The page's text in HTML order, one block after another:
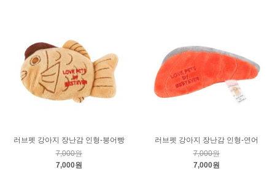
러브펫 강아지 장난감 인형-붕어빵
7,000원
7,000원
러브펫 강아지 장난감 인형-연어
7,000원
7,000원